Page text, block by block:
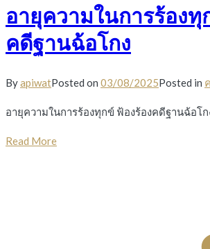
อายุความในการร้องทุ
คดีฐานฉ้อโกง
ByapiwatPosted on 03/08/2025Posted in
อายุความในการร้องทุกข์ ฟ้องร้องคดีฐานฉ้อโ
Read More